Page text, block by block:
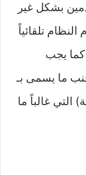
بشكل غير
تلقائياً
كما يجب
التي غالباً ما